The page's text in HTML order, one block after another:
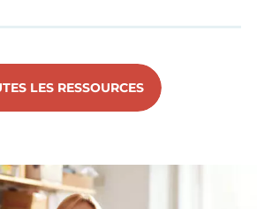
LES RESSOURCES